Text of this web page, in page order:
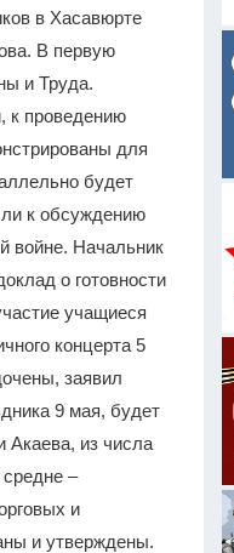
в Хасавюрте
В первую
и Труда.
к проведению
для
будет
к обсуждению
войне. Начальник
о готовности
учащиеся
концерта 5
заявил
9 мая, будет
Акаева, из числа
–
и
и утверждены.